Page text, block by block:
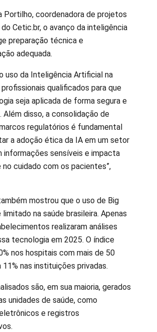
Portilho, coordenadora de projetos
Cetic.br, o avanço da inteligência
preparação técnica e
adequada.
uso da Inteligência Artificial na
qualificados para que
seja aplicada de forma segura e
Além disso, a consolidação de
regulatórios é fundamental
a adoção ética da IA em um setor
informações sensíveis e impacta
cuidado com os pacientes”,
mostrou que o uso de Big
limitado na saúde brasileira. Apenas
realizaram análises
tecnologia em 2025. O índice
nos hospitais com mais de 50
nas instituições privadas.
são, em sua maioria, gerados
unidades de saúde, como
e registros